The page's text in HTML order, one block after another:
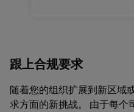
跟上合规要求
随着您的组织扩展到新区域
求方面的新挑战。 由于每个